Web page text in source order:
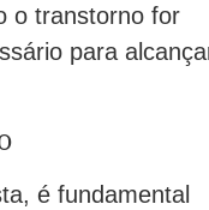
o transtorno for
para
é fundamental